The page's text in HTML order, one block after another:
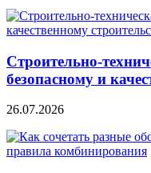
безопасному и
26.07.2026